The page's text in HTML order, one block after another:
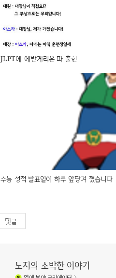
JLPT에 에반게리온 파 출현
수능 성적 발표일이 하루 앞당겨 졌습니다
댓글
노지의 소박한 이야기